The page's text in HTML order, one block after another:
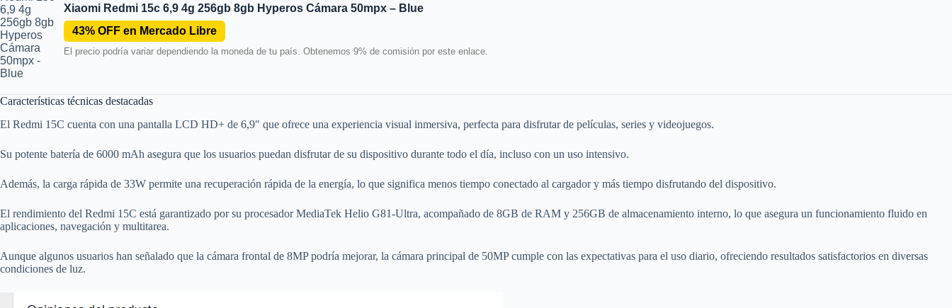
Xiaomi Redmi 15c 6,9 4g 256gb 8gb Hyperos Cámara 50mpx – Blue
43% OFF en Mercado Libre
El precio podría variar dependiendo la moneda de tu país. Obtenemos 9% de comisión por este enlace.
Características técnicas destacadas
El Redmi 15C cuenta con una pantalla LCD HD+ de 6,9″ que ofrece una experiencia visual inmersiva, perfecta para disfrutar de películas, series y videojuegos.
Su potente batería de 6000 mAh asegura que los usuarios puedan disfrutar de su dispositivo durante todo el día, incluso con un uso intensivo.
Además, la carga rápida de 33W permite una recuperación rápida de la energía, lo que significa menos tiempo conectado al cargador y más tiempo disfrutando del dispositivo.
El rendimiento del Redmi 15C está garantizado por su procesador MediaTek Helio G81-Ultra, acompañado de 8GB de RAM y 256GB de almacenamiento interno, lo que asegura un funcionamiento fluido en
aplicaciones, navegación y multitarea.
Aunque algunos usuarios han señalado que la cámara frontal de 8MP podría mejorar, la cámara principal de 50MP cumple con las expectativas para el uso diario, ofreciendo resultados satisfactorios en diversas
condiciones de luz.